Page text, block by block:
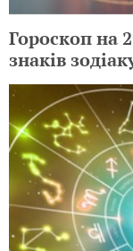
Гороскоп на
знаків